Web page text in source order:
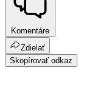
Komentáre
Zdielať
Skopírovať odkaz